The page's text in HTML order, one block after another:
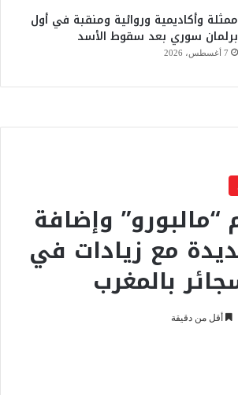
ممثلة وأكاديمية وروائية ومنقبة في أول
برلمان سوري بعد سقوط الأسد
7 أغسطس، 2026